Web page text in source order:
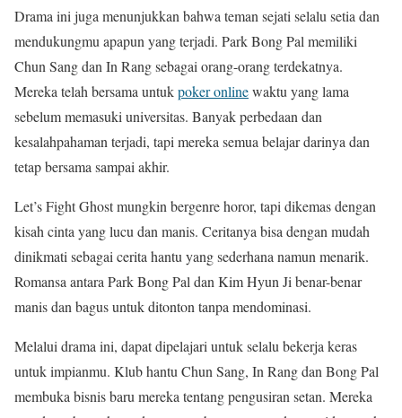
Drama ini juga menunjukkan bahwa teman sejati selalu setia dan
mendukungmu apapun yang terjadi. Park Bong Pal memiliki
Chun Sang dan In Rang sebagai orang-orang terdekatnya.
Mereka telah bersama untukpoker onlinewaktu yang lama
sebelum memasuki universitas. Banyak perbedaan dan
kesalahpahaman terjadi, tapi mereka semua belajar darinya dan
tetap bersama sampai akhir.
Let’s Fight Ghost mungkin bergenre horor, tapi dikemas dengan
kisah cinta yang lucu dan manis. Ceritanya bisa dengan mudah
dinikmati sebagai cerita hantu yang sederhana namun menarik.
Romansa antara Park Bong Pal dan Kim Hyun Ji benar-benar
manis dan bagus untuk ditonton tanpa mendominasi.
Melalui drama ini, dapat dipelajari untuk selalu bekerja keras
untuk impianmu. Klub hantu Chun Sang, In Rang dan Bong Pal
membuka bisnis baru mereka tentang pengusiran setan. Mereka